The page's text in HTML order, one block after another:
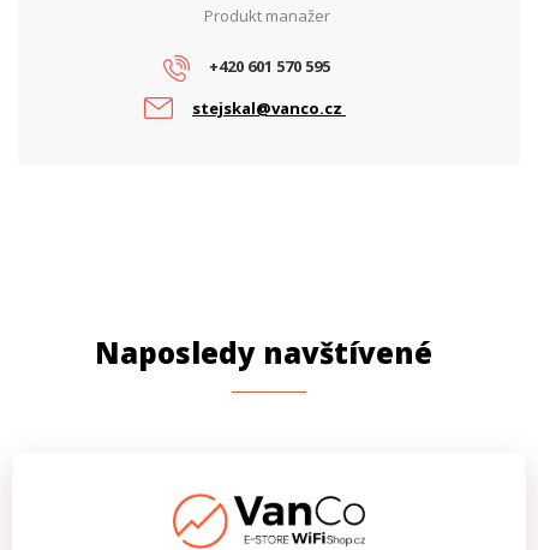
Produkt manažer
+420 601 570 595
stejskal@vanco.cz
Naposledy navštívené